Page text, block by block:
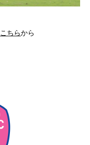
こちらから